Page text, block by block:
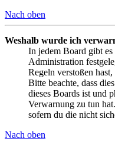
Nach oben
Weshalb wurde ich
In jedem Board gibt
Administration
Regeln verstoßen
Bitte beachte, dass
dieses Boards ist und
Verwarnung zu tun
sofern du die nicht
Nach oben